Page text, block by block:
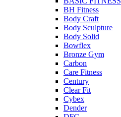
BH Fitness
Body Craft
Body Sculpture
Body Solid
Bowflex
Bronze Gym
Carbon
Care Fitness
Century
Clear Fit
Cybex
Dender